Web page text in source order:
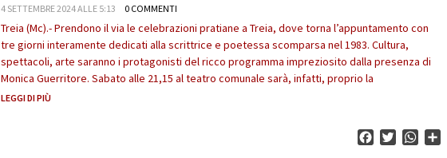
4 SETTEMBRE 2024 ALLE 5:13 0 COMMENTI
Treia (Mc).- Prendono il via le celebrazioni pratiane a Treia, dove torna l’appuntamento con
tre giorni interamente dedicati alla scrittrice e poetessa scomparsa nel 1983. Cultura,
spettacoli, arte saranno i protagonisti del ricco programma impreziosito dalla presenza di
Monica Guerritore. Sabato alle 21,15 al teatro comunale sarà, infatti, proprio la
LEGGI DI PIÙ
FacebookTwitter